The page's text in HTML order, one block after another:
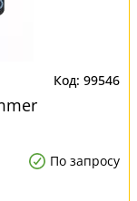
99546
По запросу